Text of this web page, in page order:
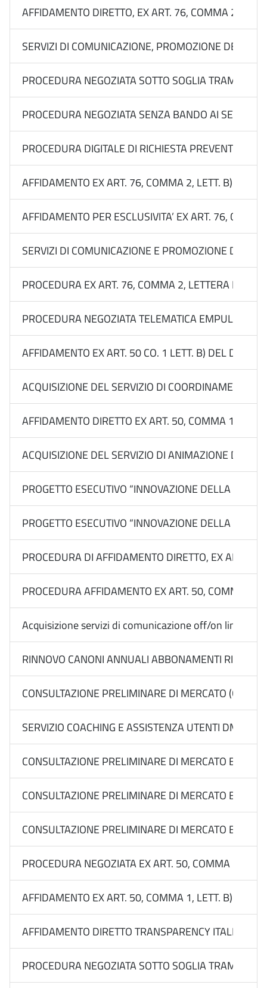
AFFIDAMENTO DIRETTO, EX ART. 76, COMMA 2,
SERVIZI DI COMUNICAZIONE, PROMOZIONE DEL
PROCEDURA NEGOZIATA SOTTO SOGLIA TRAMITE
PROCEDURA NEGOZIATA SENZA BANDO AI SENSI
PROCEDURA DIGITALE DI RICHIESTA PREVENTIVI
AFFIDAMENTO EX ART. 76, COMMA 2, LETT. B) DEL
AFFIDAMENTO PER ESCLUSIVITA’ EX ART. 76,
SERVIZI DI COMUNICAZIONE E PROMOZIONE DEL
PROCEDURA EX ART. 76, COMMA 2, LETTERA B)
PROCEDURA NEGOZIATA TELEMATICA EMPULIA
AFFIDAMENTO EX ART. 50 CO. 1 LETT. B) DEL
ACQUISIZIONE DEL SERVIZIO DI COORDINAMENTO
AFFIDAMENTO DIRETTO EX ART. 50, COMMA 1,
ACQUISIZIONE DEL SERVIZIO DI ANIMAZIONE
PROGETTO ESECUTIVO “INNOVAZIONE DELLA
PROGETTO ESECUTIVO “INNOVAZIONE DELLA
PROCEDURA DI AFFIDAMENTO DIRETTO, EX ART.
PROCEDURA AFFIDAMENTO EX ART. 50, COMMA 1,
Acquisizione servizi di comunicazione off/on line
RINNOVO CANONI ANNUALI ABBONAMENTI RIVISTE
CONSULTAZIONE PRELIMINARE DI MERCATO
SERVIZIO COACHING E ASSISTENZA UTENTI DMS
CONSULTAZIONE PRELIMINARE DI MERCATO EX
CONSULTAZIONE PRELIMINARE DI MERCATO EX
CONSULTAZIONE PRELIMINARE DI MERCATO EX
PROCEDURA NEGOZIATA EX ART. 50, COMMA 1,
AFFIDAMENTO EX ART. 50, COMMA 1, LETT. B) DEL
AFFIDAMENTO DIRETTO TRANSPARENCY ITALIA
PROCEDURA NEGOZIATA SOTTO SOGLIA TRAMITE